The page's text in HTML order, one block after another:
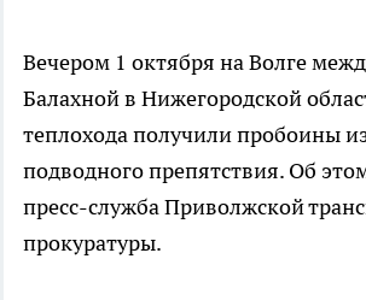
Вечером 1 октября на Волге
Балахной в Нижегородской
теплохода получили пробоины
подводного препятствия. Об
пресс-служба Приволжской
прокуратуры.